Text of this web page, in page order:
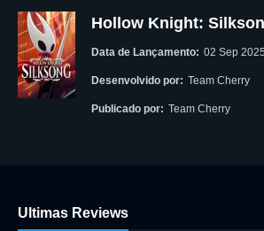
Hollow Knight:
Data de Lançamento: 02 Sep 2025
Desenvolvido por: Team Cherry
Publicado por: Team Cherry
Ultimas Reviews